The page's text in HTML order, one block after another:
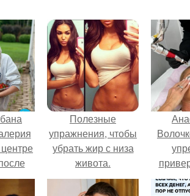
в
Полезные
упражнения, чтобы
убрать жир с низа
живота.